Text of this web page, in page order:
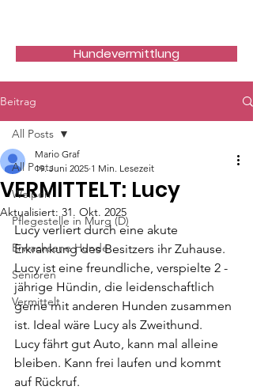
Hundevermittlung
Beitrag
All Posts
Welpen
Pflegestelle in Murg (D)
Erwachsene Hunde
Senioren
Vermittelt
All Posts
VERMITTELT: Lucy
Mario Graf
19. Juni 2025 1 Min. Lesezeit
Aktualisiert: 31. Okt. 2025
Lucy verliert durch eine akute
Erkrankung des Besitzers ihr Zuhause.
Lucy ist eine freundliche, verspielte 2 -
jährige Hündin, die leidenschaftlich
gerne mit anderen Hunden zusammen
ist. Ideal wäre Lucy als Zweithund.
Lucy fährt gut Auto, kann mal alleine
bleiben. Kann frei laufen und kommt
auf Rückruf.